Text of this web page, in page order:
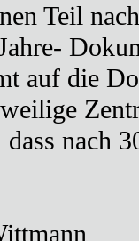
Teil
auf die
dass nach